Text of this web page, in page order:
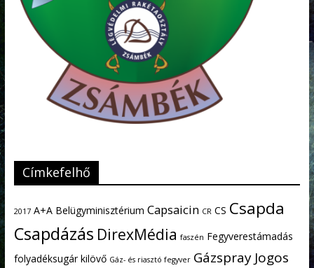
Címkefelhő
2017 A+A Belügyminisztérium Capsaicin CR CS Csapda
Csapdázás DirexMédia faszén Fegyverestámadás
folyadéksugár kilövő Gáz- és riasztó fegyver Gázspray Jogos